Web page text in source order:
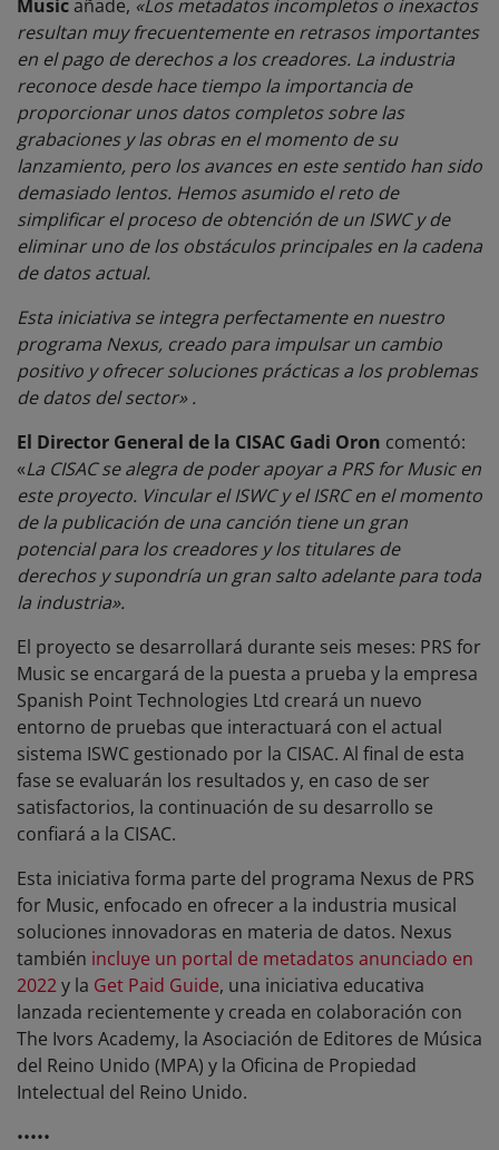
Musicañade, «Los metadatos incompletos o inexactos
resultan muy frecuentemente en retrasos importantes
en el pago de derechos a los creadores. La industria
reconoce desde hace tiempo la importancia de
proporcionar unos datos completos sobre las
grabaciones y las obras en el momento de su
lanzamiento, pero los avances en este sentido han sido
demasiado lentos. Hemos asumido el reto de
simplificar el proceso de obtención de un ISWC y de
eliminar uno de los obstáculos principales en la cadena
de datos actual.
Esta iniciativa se integra perfectamente en nuestro
programa Nexus, creado para impulsar un cambio
positivo y ofrecer soluciones prácticas a los problemas
de datos del sector» .
El Director General de la CISAC Gadi Oron comentó:
«La CISAC se alegra de poder apoyar a PRS for Music en
este proyecto. Vincular el ISWC y el ISRC en el momento
de la publicación de una canción tiene un gran
potencial para los creadores y los titulares de
derechos y supondría un gran salto adelante para toda
la industria».
El proyecto se desarrollará durante seis meses: PRS for
Music se encargará de la puesta a prueba y la empresa
Spanish Point Technologies Ltd creará un nuevo
entorno de pruebas que interactuará con el actual
sistema ISWC gestionado por la CISAC. Al final de esta
fase se evaluarán los resultados y, en caso de ser
satisfactorios, la continuación de su desarrollo se
confiará a la CISAC.
Esta iniciativa forma parte del programa Nexus de PRS
for Music, enfocado en ofrecer a la industria musical
soluciones innovadoras en materia de datos. Nexus
también incluye un portal de metadatos anunciado en
2022y la Get Paid Guide, una iniciativa educativa
lanzada recientemente y creada en colaboración con
The Ivors Academy, la Asociación de Editores de Música
del Reino Unido (MPA) y la Oficina de Propiedad
Intelectual del Reino Unido.
•••••